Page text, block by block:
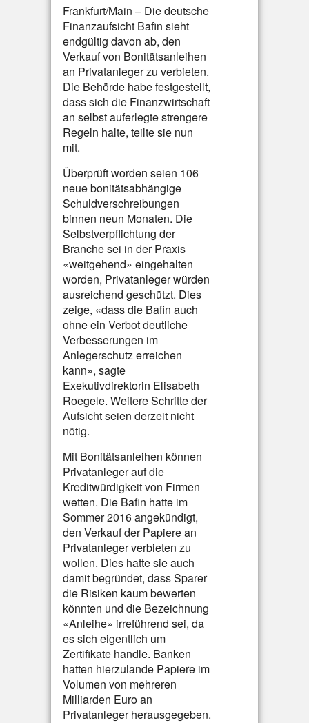
Frankfurt/Main – Die deutsche
Finanzaufsicht Bafin sieht
endgültig davon ab, den
Verkauf von Bonitätsanleihen
an Privatanleger zu verbieten.
Die Behörde habe festgestellt,
dass sich die Finanzwirtschaft
an selbst auferlegte strengere
Regeln halte, teilte sie nun
mit.
Überprüft worden seien 106
neue bonitätsabhängige
Schuldverschreibungen
binnen neun Monaten. Die
Selbstverpflichtung der
Branche sei in der Praxis
«weitgehend» eingehalten
worden, Privatanleger würden
ausreichend geschützt. Dies
zeige, «dass die Bafin auch
ohne ein Verbot deutliche
Verbesserungen im
Anlegerschutz erreichen
kann», sagte
Exekutivdirektorin Elisabeth
Roegele. Weitere Schritte der
Aufsicht seien derzeit nicht
nötig.
Mit Bonitätsanleihen können
Privatanleger auf die
Kreditwürdigkeit von Firmen
wetten. Die Bafin hatte im
Sommer 2016 angekündigt,
den Verkauf der Papiere an
Privatanleger verbieten zu
wollen. Dies hatte sie auch
damit begründet, dass Sparer
die Risiken kaum bewerten
könnten und die Bezeichnung
«Anleihe» irreführend sei, da
es sich eigentlich um
Zertifikate handle. Banken
hatten hierzulande Papiere im
Volumen von mehreren
Milliarden Euro an
Privatanleger herausgegeben.